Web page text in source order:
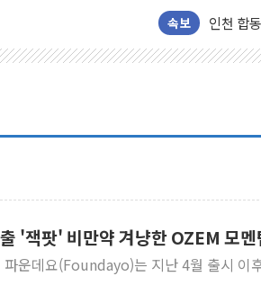
속보
인천 합
김민석,
[속보]
[속보]
[속보]
이번주
美, 이
강릉·동
폐기물
서울
'잭팟' 비만약 겨냥한 OZEM 모멘
파운데요(Foundayo)는 지난 4월 출시 이